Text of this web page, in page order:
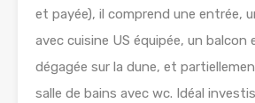
et payée), il comprend une entrée,
avec cuisine US équipée, un balcon
dégagée sur la dune, et
salle de bains avec wc. Idéal